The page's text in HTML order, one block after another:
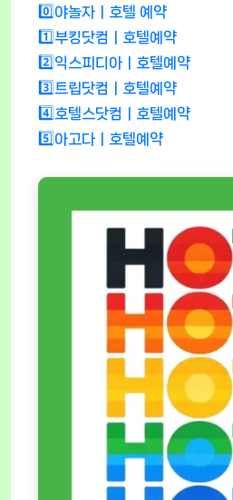
0️⃣야놀자ㅣ호텔 예약
1️⃣부킹닷컴ㅣ호텔예약
2️⃣익스피디아ㅣ호텔예약
3️⃣트립닷컴ㅣ호텔예약
4️⃣호텔스닷컴ㅣ호텔예약
5️⃣아고다ㅣ호텔예약